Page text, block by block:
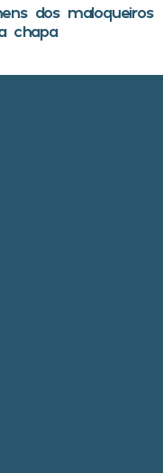
dos maloqueiros
chapa